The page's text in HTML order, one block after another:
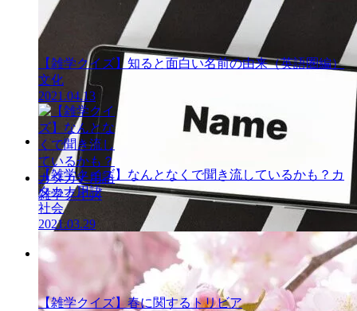
雑学クイズ
雑学クイズ
【雑学クイズ】知ると面白い名前の由来（英語圏編）
文化
2021.04.13
雑学クイズ
【雑学クイズ】なんとなくで聞き流しているかも？カ
タカナ用語
社会
2021.03.29
【雑学クイズ】春に関するトリビア